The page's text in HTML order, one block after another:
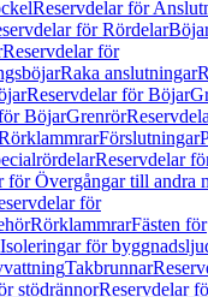
Reservdelar för
för Rördelar
Reservdelar för
Raka anslutningar
Reservdelar för Böjar
BöjarGrenrör
Förslutningar
Reservdelar
för Övergångar till andra
för
RörklammrarFästen för
Isoleringar för
Takbrunnar
stödrännorReservdelar